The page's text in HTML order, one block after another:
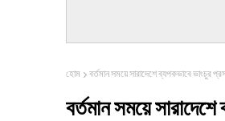
হোম বর্তমান সময়ে সারাদেশে ব্যপকভাবে ভাংচুর
বর্তমান সময়ে